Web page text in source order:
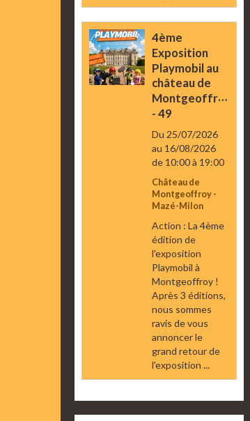
4ème
Exposition
Playmobil au
château de
Montgeoffroy
- 49
Du 25/07/2026
au 16/08/2026
de 10:00à 19:00
Château de
Montgeoffroy -
Mazé-Milon
Action : La 4ème
édition de
l'exposition
Playmobil à
Montgeoffroy !
Après 3 éditions,
nous sommes
ravis de vous
annoncer le
grand retour de
l'exposition ...